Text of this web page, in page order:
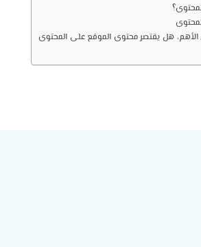
الأهم، هل يقتصر محتوى الموقع على المحتوى